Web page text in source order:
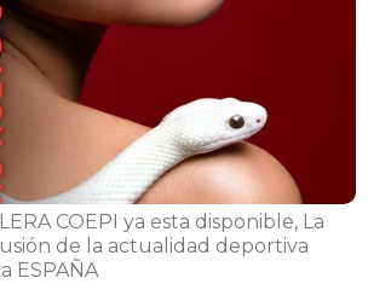
COEPI ya esta disponible, La
de la actualidad deportiva
ESPAÑA